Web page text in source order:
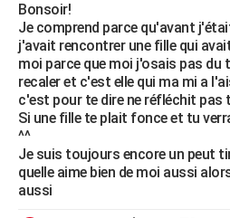
S'inscrire
Se connecter
Lycées
Collèges
Primaires
Universités
Entreprises
Service militaire
Avis de recherche
AVIS DE DÉCÈS
FORUM
Bricolage
Lifestyle
Culture
Sport
Auto
Television
Voyage
Cinema
Bonsoir!
Je comprend parce qu'avant
j'avait rencontrer une fille qui
moi parce que moi j'osais pas du
recaler et c'est elle qui ma mi a
c'est pour te dire ne réfléchit pas
Si une fille te plait fonce et tu
^^
Je suis toujours encore un peut
quelle aime bien de moi aussi
aussi